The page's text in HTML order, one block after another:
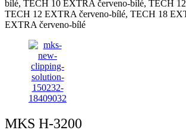
bílé, TECH 10 EXTRA červeno-bílé, TECH
TECH 12 EXTRA červeno-bílé, TECH 18
EXTRA červeno-bílé
MKS H-3200